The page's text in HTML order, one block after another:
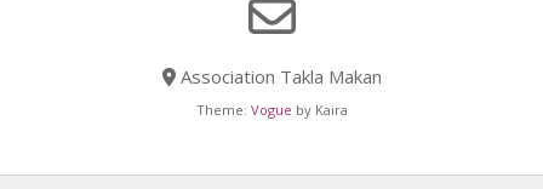
Association Takla Makan
Theme: Vogue by Kaira